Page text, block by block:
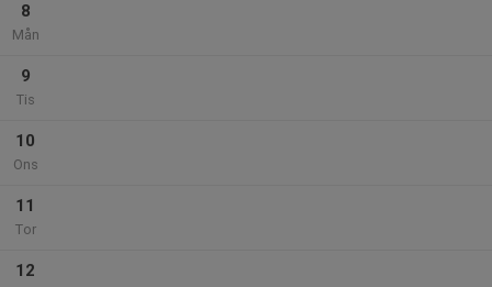
8
Mån
9
Tis
10
Ons
11
Tor
12